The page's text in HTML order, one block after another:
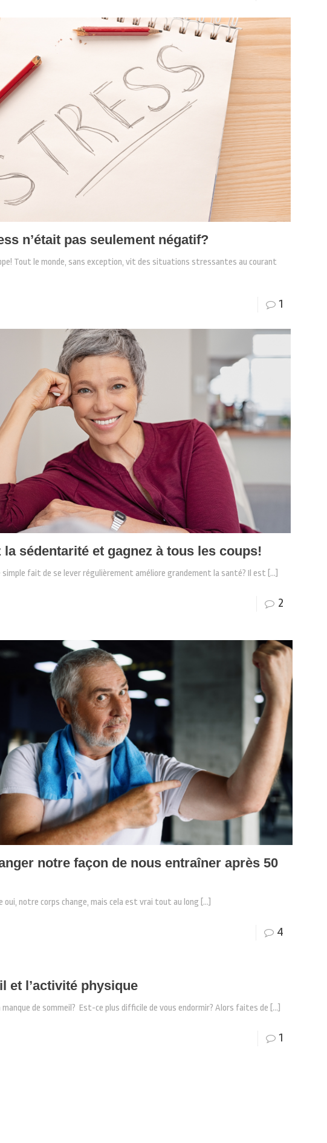
n’était pas seulement négatif?
Tout le monde, sans exception, vit des situations stressantes au courant
1
la sédentarité et gagnez à tous les coups!
simple fait de se lever régulièrement améliore grandement la santé? Il est […]
2
notre façon de nous entraîner après 50
oui, notre corps change, mais cela est vrai tout au long […]
4
et l’activité physique
de sommeil? Est-ce plus difficile de vous endormir? Alors faites de […]
1